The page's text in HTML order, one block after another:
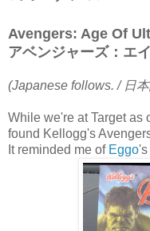
Avengers: Age Of
アベンジャーズ：エ
(Japanese follows. / 日
While we're at Target as
found Kellogg's
It reminded me of Eggo's